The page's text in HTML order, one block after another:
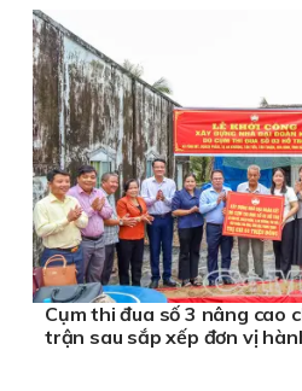
Cụm thi đua số 3 nâng cao
trận sau sắp xếp đơn vị